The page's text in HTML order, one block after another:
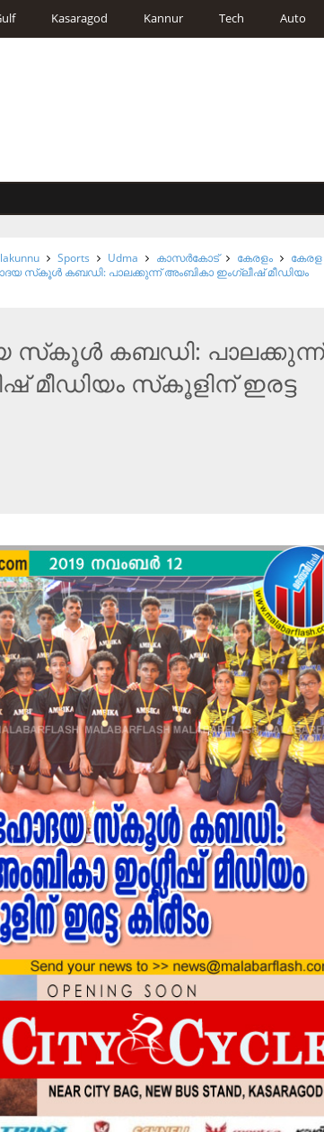
Kasaragod Kannur Tech Auto
Sports Udma കാസര്‍കോട് കേരളം
കേരള
സ്‌കൂള്‍ കബഡി: പാലക്കുന്ന് അംബികാ ഇംഗ്ലീഷ് മീഡിയം
സ്‌കൂള്‍ കബഡി:
മീഡിയം സ്‌കൂളിന് ഇരട്ട